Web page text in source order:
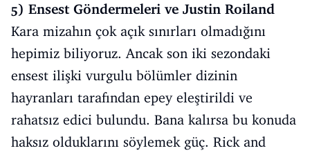
5) Ensest Göndermeleri ve Justin Roiland
Kara mizahın çok açık sınırları olmadığını
hepimiz biliyoruz. Ancak son iki sezondaki
ensest ilişki vurgulu bölümler dizinin
hayranları tarafından epey eleştirildi ve
rahatsız edici bulundu. Bana kalırsa bu konuda
haksız olduklarını söylemek güç. Rick and